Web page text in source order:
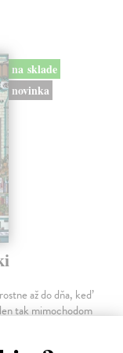
na sklade
novinka
až do dňa, keď
tak mimochodom